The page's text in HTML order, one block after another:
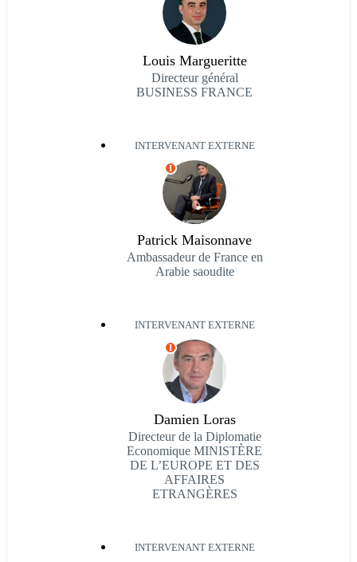
Louis Margueritte
Directeur général
BUSINESS FRANCE
INTERVENANT EXTERNE
I
Patrick Maisonnave
Ambassadeur de France en
Arabie saoudite
INTERVENANT EXTERNE
I
Damien Loras
Directeur de la Diplomatie
Economique MINISTÈRE
DE L’EUROPE ET DES
AFFAIRES
ETRANGÈRES
INTERVENANT EXTERNE